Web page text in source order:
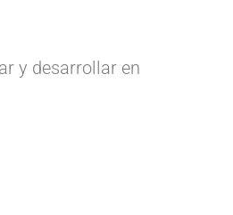
y desarrollar en